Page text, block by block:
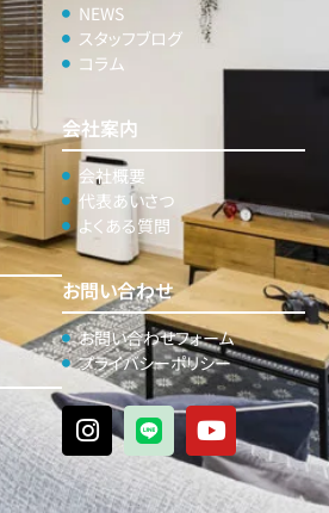
NEWS
スタッフブログ
コラム
会社案内
会社概要
代表あいさつ
よくある質問
お問い合わせ
お問い合わせフォーム
プライバシーポリシー